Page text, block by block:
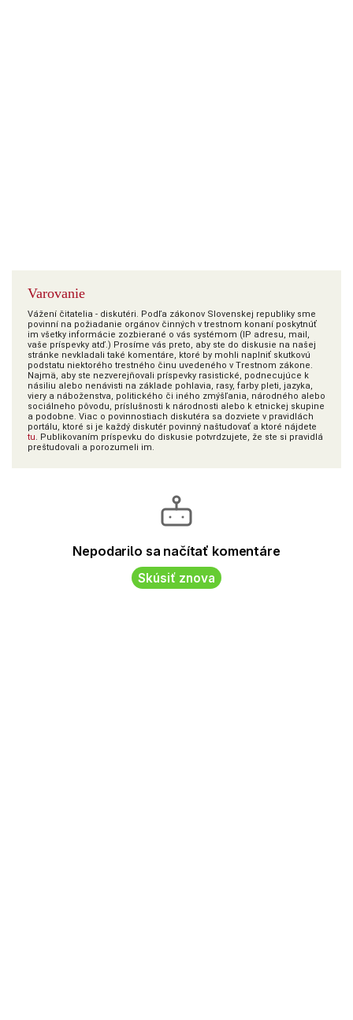
Varovanie
Vážení čitatelia - diskutéri. Podľa zákonov Slovenskej republiky sme
povinní na požiadanie orgánov činných v trestnom konaní poskytnúť
im všetky informácie zozbierané o vás systémom (IP adresu, mail,
vaše príspevky atď.) Prosíme vás preto, aby ste do diskusie na našej
stránke nevkladali také komentáre, ktoré by mohli naplniť skutkovú
podstatu niektorého trestného činu uvedeného v Trestnom zákone.
Najmä, aby ste nezverejňovali príspevky rasistické, podnecujúce k
násiliu alebo nenávisti na základe pohlavia, rasy, farby pleti, jazyka,
viery a náboženstva, politického či iného zmýšľania, národného alebo
sociálneho pôvodu, príslušnosti k národnosti alebo k etnickej skupine
a podobne. Viac o povinnostiach diskutéra sa dozviete v pravidlách
portálu, ktoré si je každý diskutér povinný naštudovať a ktoré nájdete
tu. Publikovaním príspevku do diskusie potvrdzujete, že ste si pravidlá
preštudovali a porozumeli im.